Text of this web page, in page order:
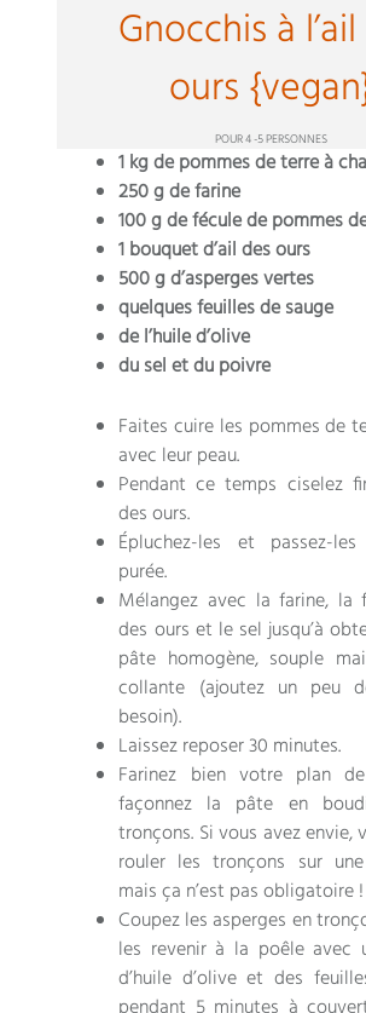
Gnocchis à
ours
POUR 4 -5 PERSONNES
1 kg de pommes de terre à
250 g de farine
100 g de fécule de pommes
1 bouquet d’ail des ours
500 g d’asperges vertes
quelques feuilles de sauge
de l’huile d’olive
du sel et du poivre
Faites cuire les pommes de
avec leur peau.
Pendant ce temps ciselez
des ours.
Épluchez-les et passez-
purée.
Mélangez avec la farine, la
des ours et le sel jusqu’à
pâte homogène, souple
collante (ajoutez un peu
besoin).
Laissez reposer 30 minutes.
Farinez bien votre plan
façonnez la pâte en
tronçons. Si vous avez envie,
rouler les tronçons sur
mais ça n’est pas obligatoire !
Coupez les asperges en
les revenir à la poêle avec
d’huile d’olive et des